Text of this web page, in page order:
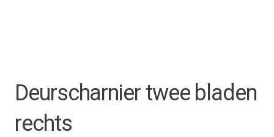
Deurscharnier twee bladen
rechts